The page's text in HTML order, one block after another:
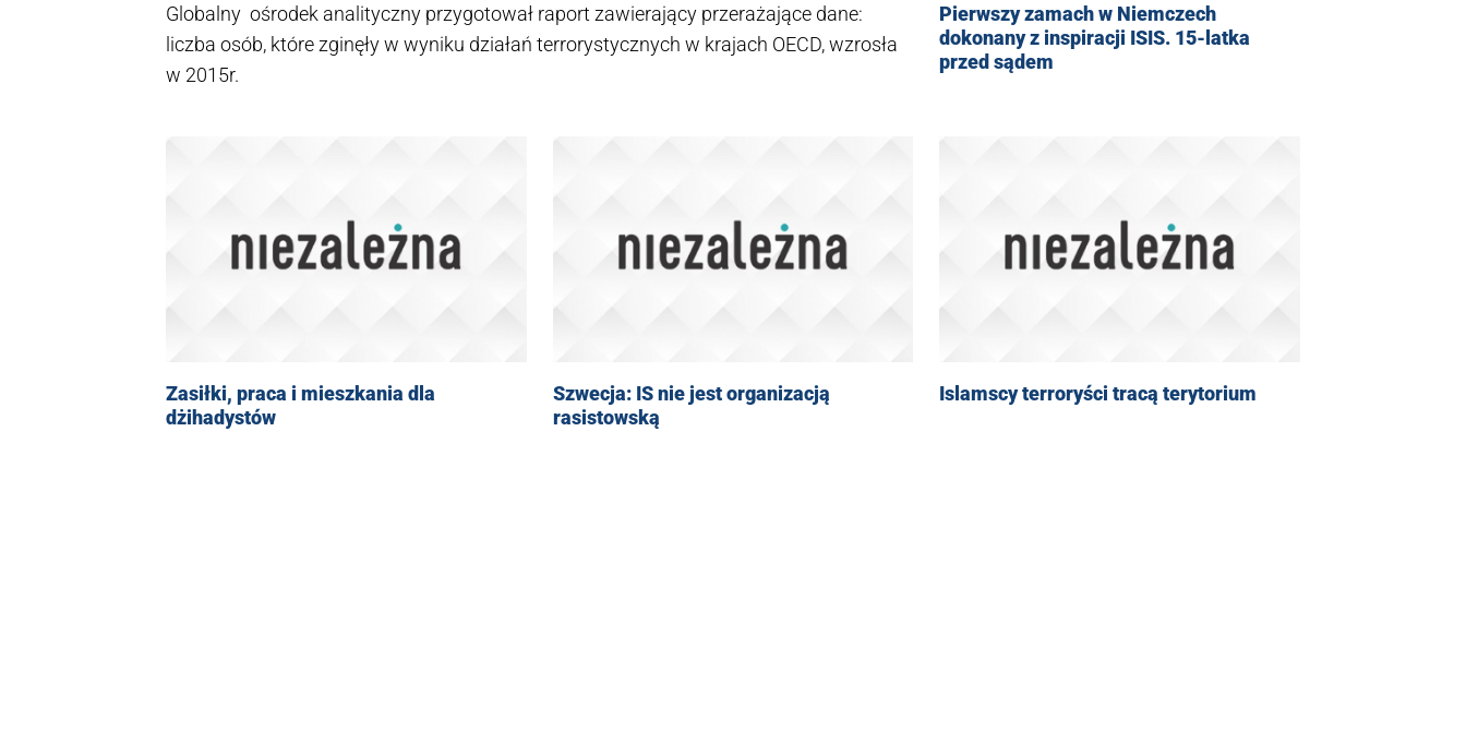
Globalny ośrodek analityczny przygotował raport zawierający przerażające dane:
liczba osób, które zginęły w wyniku działań terrorystycznych w krajach OECD, wzrosła
w 2015r.
Pierwszy zamach w Niemczech
dokonany z inspiracji ISIS. 15-latka
przed sądem
Zasiłki, praca i mieszkania dla
dżihadystów
Szwecja: IS nie jest organizacją
rasistowską
Islamscy terroryści tracą terytorium